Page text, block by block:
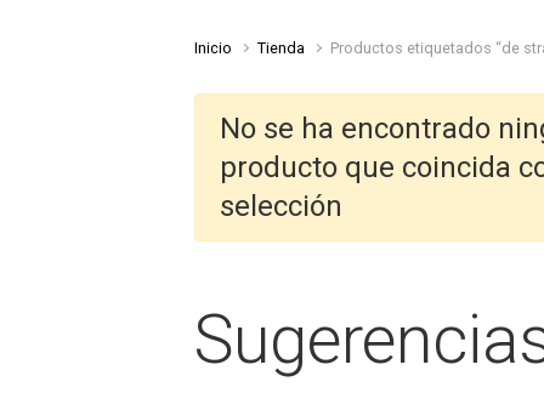
Inicio Tienda Productos etiquetados “de
No se ha encontrado
producto que coincida
selección